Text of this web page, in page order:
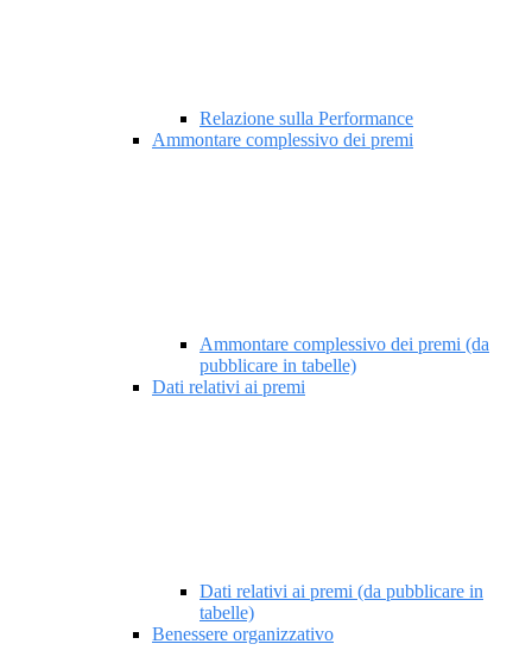
Relazione sulla Performance
Ammontare complessivo dei premi
Ammontare complessivo dei premi (da
pubblicare in tabelle)
Dati relativi ai premi
Dati relativi ai premi (da pubblicare in
tabelle)
Benessere organizzativo